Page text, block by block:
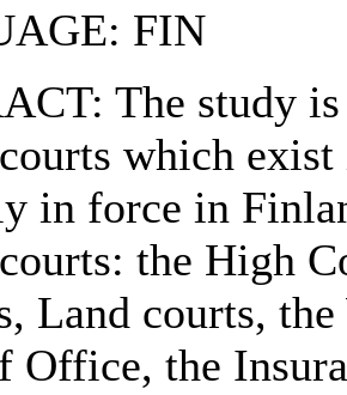
FIN
The study is
which
in force in
the High
Land courts,
Office, the